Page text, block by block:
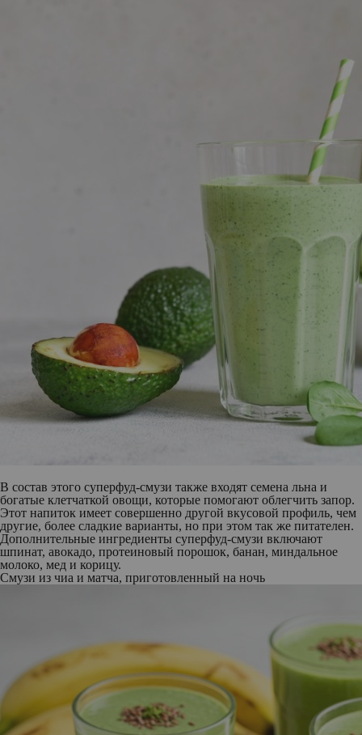
В состав этого суперфуд-смузи также входят семена льна и
богатые клетчаткой овощи, которые помогают облегчить запор.
Этот напиток имеет совершенно другой вкусовой профиль, чем
другие, более сладкие варианты, но при этом так же питателен.
Дополнительные ингредиенты суперфуд-смузи включают
шпинат, авокадо, протеиновый порошок, банан, миндальное
молоко, мед и корицу.
Смузи из чиа и матча, приготовленный на ночь